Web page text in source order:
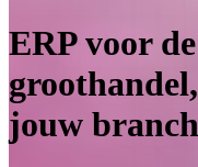
ERP voor
jouw